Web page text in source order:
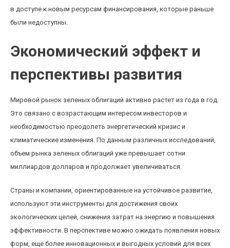
в доступе к новым ресурсам финансирования, которые раньше
были недоступны.
Экономический эффект и
перспективы развития
Мировой рынок зеленых облигаций активно растет из года в год.
Это связано с возрастающим интересом инвесторов и
необходимостью преодолеть энергетический кризис и
климатические изменения. По данным различных исследований,
объем рынка зеленых облигаций уже превышает сотни
миллиардов долларов и продолжает увеличиваться.
Страны и компании, ориентированные на устойчивое развитие,
используют эти инструменты для достижения своих
экологических целей, снижения затрат на энергию и повышения
эффективности. В перспективе можно ожидать появления новых
форм, еще более инновационных и выгодных условий для всех